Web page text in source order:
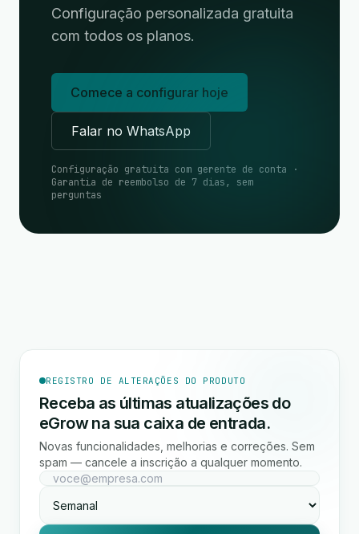
Configuração personalizada gratuita
com todos os planos.
Comece a configurar hoje
Falar no WhatsApp
Configuração gratuita com gerente de conta ·
Garantia de reembolso de 7 dias, sem
perguntas
REGISTRO DE ALTERAÇÕES DO PRODUTO
Receba as últimas atualizações do
eGrow na sua caixa de entrada.
Novas funcionalidades, melhorias e correções. Sem
spam — cancele a inscrição a qualquer momento.